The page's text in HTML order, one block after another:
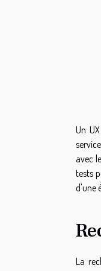
Un
avec
tests
d'une
La